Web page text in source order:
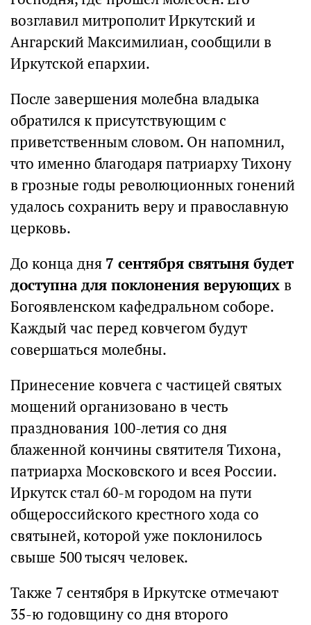
возглавил митрополит Иркутский и
Ангарский Максимилиан, сообщили в
Иркутской епархии.
После завершения молебна владыка
обратился к присутствующим с
приветственным словом. Он напомнил,
что именно благодаря патриарху Тихону
в грозные годы революционных гонений
удалось сохранить веру и православную
церковь.
До конца дня 7 сентября святыня будет
доступна для поклонения верующих в
Богоявленском кафедральном соборе.
Каждый час перед ковчегом будут
совершаться молебны.
Принесение ковчега с частицей святых
мощений организовано в честь
празднования 100-летия со дня
блаженной кончины святителя Тихона,
патриарха Московского и всея России.
Иркутск стал 60-м городом на пути
общероссийского крестного хода со
святыней, которой уже поклонилось
свыше 500 тысяч человек.
Также 7 сентября в Иркутске отмечают
35-ю годовщину со дня второго